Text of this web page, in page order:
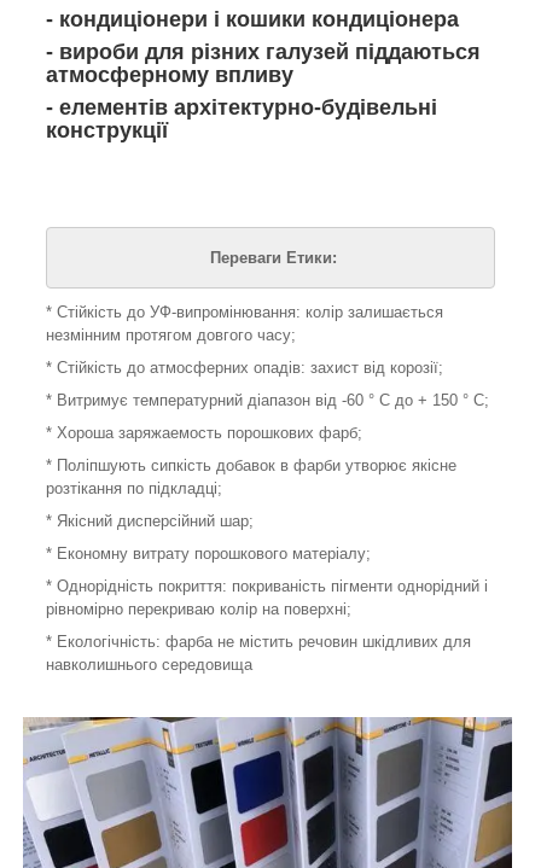
- кондиціонери і кошики кондиціонера
- вироби для різних галузей піддаються
атмосферному впливу
- елементів архітектурно-будівельні
конструкції
Переваги Етики:
* Стійкість до УФ-випромінювання: колір залишається
незмінним протягом довгого часу;
* Стійкість до атмосферних опадів: захист від корозії;
* Витримує температурний діапазон від -60 ° С до + 150 ° С;
* Хороша заряжаемость порошкових фарб;
* Поліпшують сипкість добавок в фарби утворює якісне
розтікання по підкладці;
* Якісний дисперсійний шар;
* Економну витрату порошкового матеріалу;
* Однорідність покриття: покриваність пігменти однорідний і
рівномірно перекриваю колір на поверхні;
* Екологічність: фарба не містить речовин шкідливих для
навколишнього середовища